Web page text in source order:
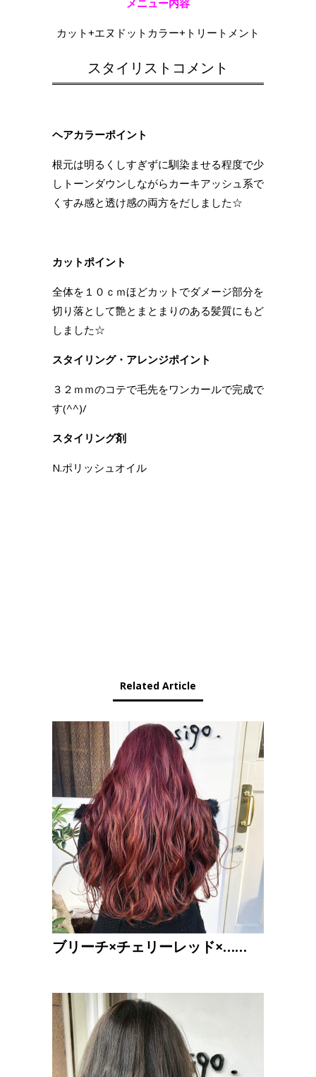
メニュー内容
カット+エヌドットカラー+トリートメント
スタイリストコメント
ヘアカラーポイント
根元は明るくしすぎずに馴染ませる程度で少
しトーンダウンしながらカーキアッシュ系で
くすみ感と透け感の両方をだしました☆
カットポイント
全体を１０ｃｍほどカットでダメージ部分を
切り落として艶とまとまりのある髪質にもど
しました☆
スタイリング・アレンジポイント
３２ｍｍのコテで毛先をワンカールで完成で
す(^^)/
スタイリング剤
N.ポリッシュオイル
Related Article
ブリーチ×チェリーレッド×……